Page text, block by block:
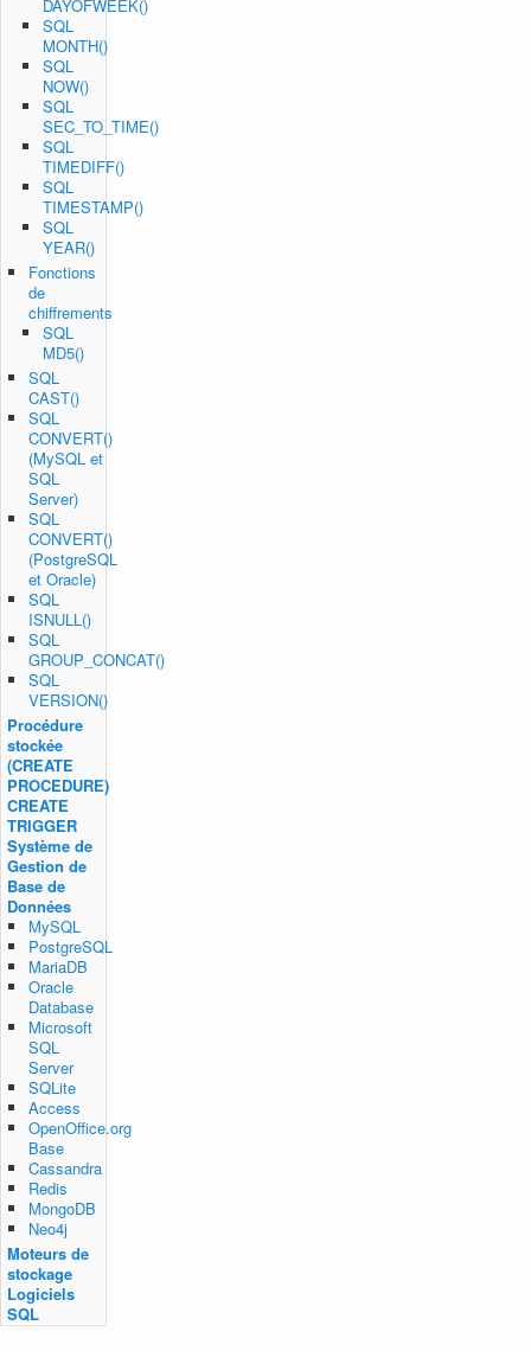
DAYOFWEEK()
SQL
MONTH()
SQL
NOW()
SQL
SEC_TO_TIME()
SQL
TIMEDIFF()
SQL
TIMESTAMP()
SQL
YEAR()
Fonctions
de
chiffrements
SQL
MD5()
SQL
CAST()
SQL
CONVERT()
(MySQL et
SQL
Server)
SQL
CONVERT()
(PostgreSQL
et Oracle)
SQL
ISNULL()
SQL
GROUP_CONCAT()
SQL
VERSION()
Procédure
stockée
(CREATE
PROCEDURE)
CREATE
TRIGGER
Système de
Gestion de
Base de
Données
MySQL
PostgreSQL
MariaDB
Oracle
Database
Microsoft
SQL
Server
SQLite
Access
OpenOffice.org
Base
Cassandra
Redis
MongoDB
Neo4j
Moteurs de
stockage
Logiciels
SQL